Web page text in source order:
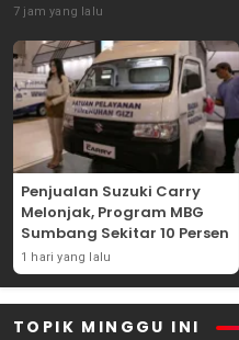
7 jam yang lalu
Penjualan Suzuki Carry
Melonjak, Program MBG
Sumbang Sekitar 10 Persen
1 hari yang lalu
TOPIK MINGGU INI